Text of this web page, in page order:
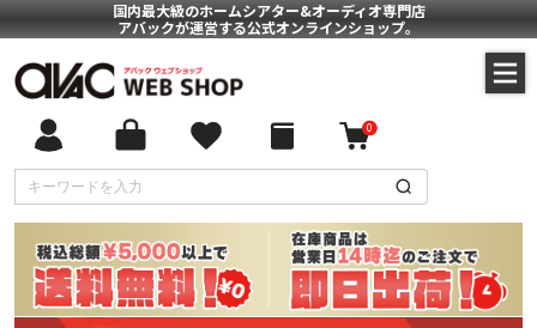
国内最大級のホームシアター&オーディオ専門店
アバックが運営する公式オンラインショップ。
0